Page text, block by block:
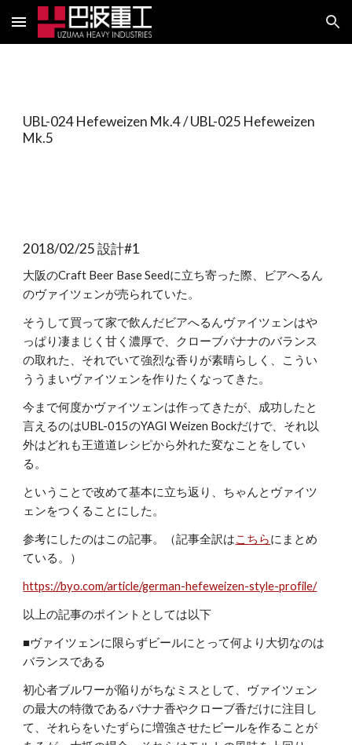
Skip to main content Skip to navigation
UBL-024 Hefeweizen Mk.4 / UBL-025 Hefeweizen
Mk.5
2018/02/25 設計#1
大阪のCraft Beer Base Seedに立ち寄った際、ビアへるん
のヴァイツェンが売られていた。
そうして買って家で飲んだビアへるんヴァイツェンはや
っぱり凄まじく甘く濃厚で、クローブバナナのバランス
の取れた、それでいて強烈な香りが素晴らしく、こうい
ううまいヴァイツェンを作りたくなってきた。
今まで何度かヴァイツェンは作ってきたが、成功したと
言えるのはUBL-015のYAGI Weizen Bockだけで、それ以
外はどれも王道道レシピから外れた変なことをしてい
る。
ということで改めて基本に立ち返り、ちゃんとヴァイツ
ェンをつくることにした。
参考にしたのはこの記事。（記事全訳はこちらにまとめ
ている。）
https://byo.com/article/german-hefeweizen-style-profile/
以上の記事のポイントとしては以下
■ヴァイツェンに限らずビールにとって何より大切なのは
バランスである
初心者ブルワーが陥りがちなミスとして、ヴァイツェン
の最大の特徴であるバナナ香やクローブ香だけに注目し
て、それらをいたずらに増強させたビールを作ることが